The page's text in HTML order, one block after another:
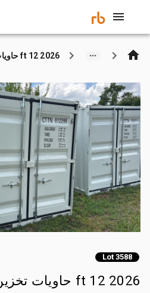
2026 12 ft حاويات تخزين
Lot 3588
2026 12 ft حاويات تخزين